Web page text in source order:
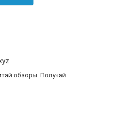
обзоры. Получай